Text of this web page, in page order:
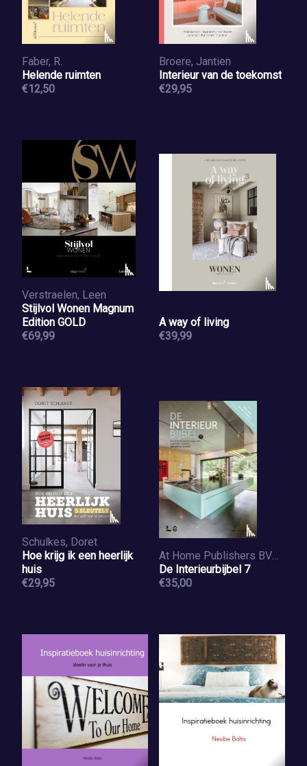
Faber, R.
Helende ruimten
€12,50
Broere, Jantien
Interieur van de toekomst
€29,95
Verstraelen, Leen
Stijlvol Wonen Magnum
Edition GOLD
€69,99
A way of living
€39,99
Schulkes, Doret
Hoe krijg ik een heerlijk
huis
€29,95
At Home Publishers BVBA
De Interieurbijbel 7
€35,00